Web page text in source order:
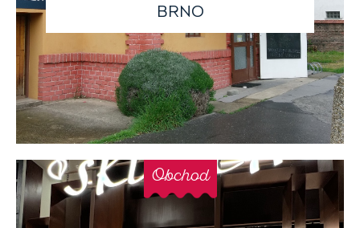
BRNO
Obchod